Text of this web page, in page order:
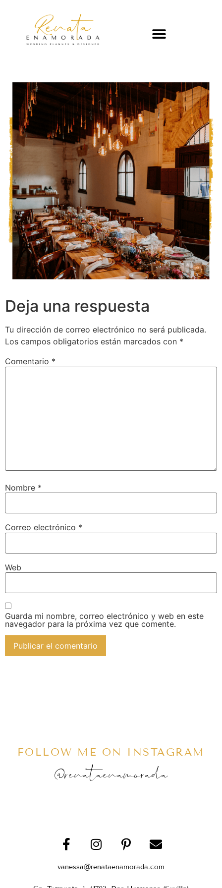
Deja una respuesta
Tu dirección de correo electrónico no será publicada.
Los campos obligatorios están marcados con *
Comentario *
Nombre *
Correo electrónico *
Web
Guarda mi nombre, correo electrónico y web en este
navegador para la próxima vez que comente.
FOLLOW ME ON INSTAGRAM
@renataenamorada
vanessa@renataenamorada.com